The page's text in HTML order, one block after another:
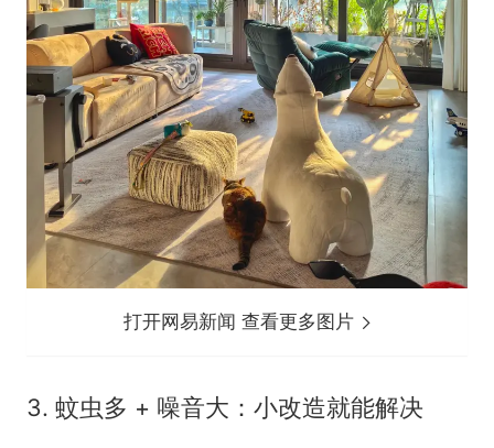
打开网易新闻 查看更多图片
3. 蚊虫多 + 噪音大：小改造就能解决